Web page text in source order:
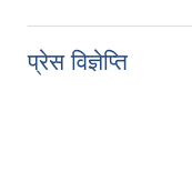
प्रेस विज्ञेप्ति